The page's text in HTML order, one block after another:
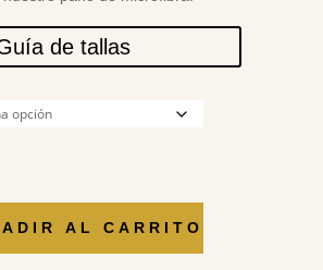
de tallas
AL CARRITO